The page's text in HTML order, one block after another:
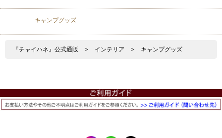
キャンプグッズ
『チャイハネ』公式通販 > インテリア > キャンプグッズ